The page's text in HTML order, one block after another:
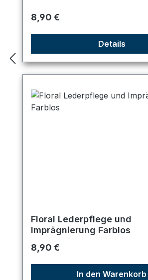
Regulärer Preis:
8,90 €
Details
Floral Lederpflege und
Imprägnierung Farblos
Regulärer Preis:
8,90 €
In den Warenkorb